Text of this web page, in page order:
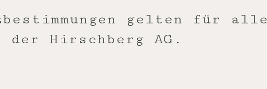
gelten für alle
der Hirschberg AG.